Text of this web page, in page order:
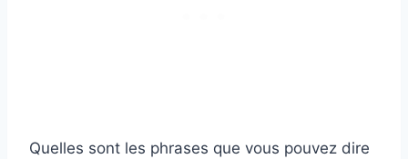
Quelles sont les phrases que vous pouvez dire